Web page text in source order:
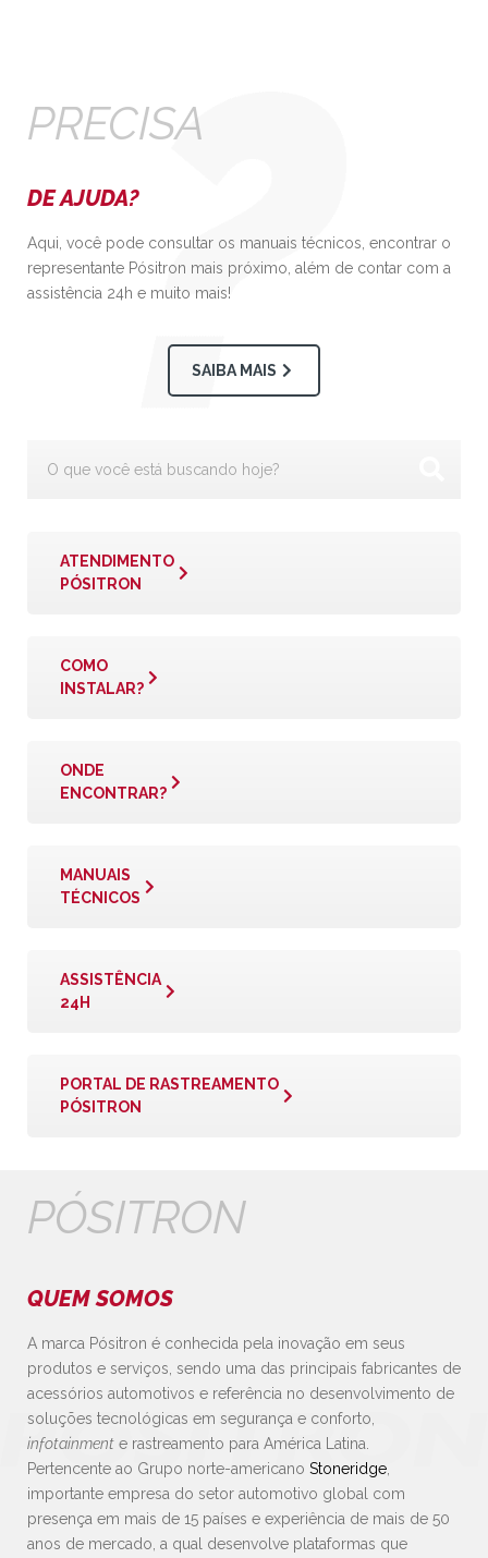
PRECISA
DE AJUDA?
Aqui, você pode consultar os manuais técnicos, encontrar o
representante Pósitron mais próximo, além de contar com a
assistência 24h e muito mais!
SAIBA MAIS
ATENDIMENTO
PÓSITRON
COMO
INSTALAR?
ONDE
ENCONTRAR?
MANUAIS
TÉCNICOS
ASSISTÊNCIA
24H
PORTAL DE RASTREAMENTO
PÓSITRON
PÓSITRON
QUEM SOMOS
A marca Pósitron é conhecida pela inovação em seus
produtos e serviços, sendo uma das principais fabricantes de
acessórios automotivos e referência no desenvolvimento de
soluções tecnológicas em segurança e conforto,
infotainment e rastreamento para América Latina.
Pertencente ao Grupo norte-americano Stoneridge
importante empresa do setor automotivo global com
presença em mais de 15 países e experiência de mais de 50
anos de mercado, a qual desenvolve plataformas que